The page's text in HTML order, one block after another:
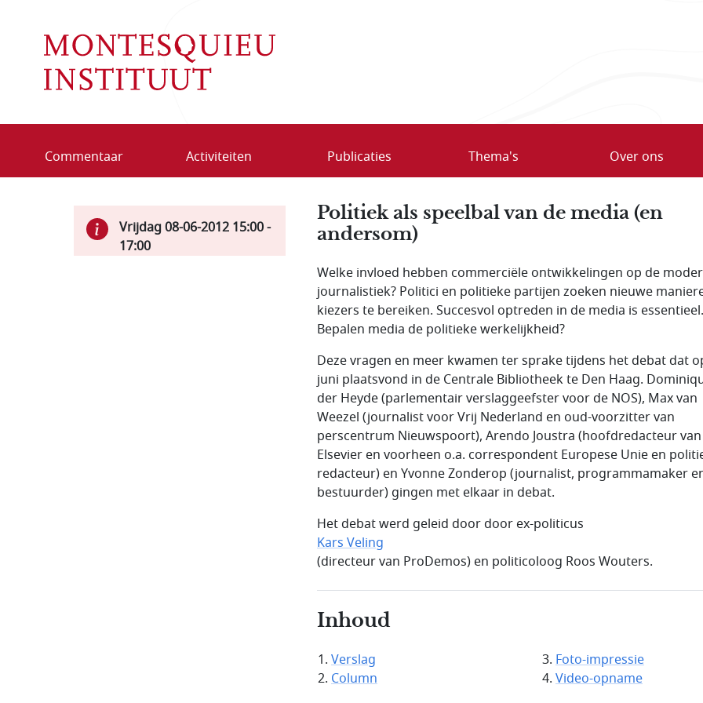
Commentaar Activiteiten Publicaties Thema's Over ons
Politiek als speelbal van de media (en
andersom)
Welke invloed hebben commerciële ontwikkelingen op de
journalistiek? Politici en politieke partijen zoeken nieuwe
kiezers te bereiken. Succesvol optreden in de media is essentieel.
Bepalen media de politieke werkelijkheid?
Deze vragen en meer kwamen ter sprake tijdens het debat dat
juni plaatsvond in de Centrale Bibliotheek te Den Haag.
der Heyde (parlementair verslaggeefster voor de NOS), Max van
Weezel (journalist voor Vrij Nederland en oud-voorzitter van
perscentrum Nieuwspoort), Arendo Joustra (hoofdredacteur van
Elsevier en voorheen o.a. correspondent Europese Unie en
redacteur) en Yvonne Zonderop (journalist, programmamaker
bestuurder) gingen met elkaar in debat.
Het debat werd geleid door door ex-politicus
Kars Veling
(directeur van ProDemos) en politicoloog Roos Wouters.
Inhoud
Verslag
Column
Foto-impressie
Video-opname
Vrijdag 08-06-2012 15:00-
17:00